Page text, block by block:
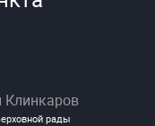
Клинкаров
рады